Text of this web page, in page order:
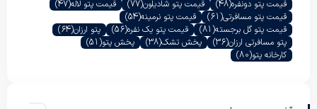
قیمت پتو دونفره(48) قیمت پتو شادیلون(77) قیمت پتو لاله(47)
قیمت پتو مسافرتی(61) قیمت پتو نرمینه(54)
قیمت پتو گل برجسته(81) قیمت پتو یک نفره(56) پتو ارزان(64)
پتو مسافرتی ارزان(36) پخش تشک(38) پخش پتو(51)
کارخانه پتو(80)